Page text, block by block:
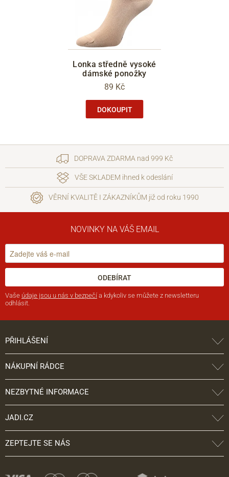
Lonka středně vysoké
dámské ponožky
89 Kč
DOKOUPIT
DOPRAVA ZDARMA nad 999 Kč
VŠE SKLADEM ihned k odeslání
VĚRNÍ KVALITĚ I ZÁKAZNÍKŮM již od roku 1990
NOVINKY NA VÁŠ EMAIL
ODEBÍRAT
Vaše údaje jsou u nás v bezpečí a kdykoliv se můžete z newsletteru
odhlásit.
PŘIHLÁŠENÍ
NÁKUPNÍ RÁDCE
NEZBYTNÉ INFORMACE
JADI.CZ
ZEPTEJTE SE NÁS